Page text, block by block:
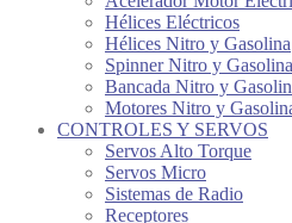
Hélices Eléctricos
Hélices Nitro y Gasolina
Spinner Nitro y Gasolina
Bancada Nitro y
Motores Nitro y
CONTROLES Y SERVOS
Servos Alto Torque
Servos Micro
Sistemas de Radio
Receptores